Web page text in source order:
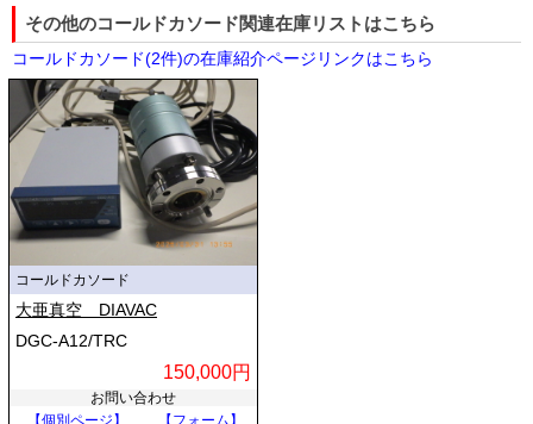
その他のコールドカソード関連在庫リストはこちら
コールドカソード(2件)の在庫紹介ページリンクはこちら
コールドカソード
大亜真空 DIAVAC
DGC-A12/TRC
150,000円
お問い合わせ